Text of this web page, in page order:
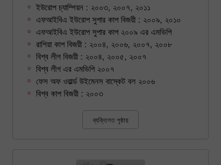
ইউরোপ চ্যাম্পিয়ন : ২০০৩, ২০০৭, ২০১১
এফআইবিএ ইউরোপ সুপার কাপ বিজয়ী : ২০০৯, ২০১০
এফআইবিএ ইউরোপ সুপার কাপ ২০০৯ এর এমভিপি
রাশিয়া কাপ বিজয়ী : ২০০৪, ২০০৬, ২০০৭, ২০০৮
বিশ্ব লীগ বিজয়ী : ২০০৪, ২০০৫, ২০০৭
বিশ্ব লীগ এর এমভিপি ২০০৭
ফেস অফ ওয়ার্ল্ড উইমেনস বাস্কেট বল ২০০৬
বিশ্ব কাপ বিজয়ী : ২০০৩
ব্যক্তিগত পৃষ্ঠায়